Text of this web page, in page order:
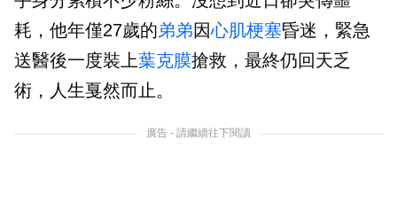
耗，他年僅27歲的弟弟因心肌梗塞昏迷，緊急
送醫後一度裝上葉克膜搶救，最終仍回天乏
術，人生戛然而止。
廣告 - 請繼續往下閱讀